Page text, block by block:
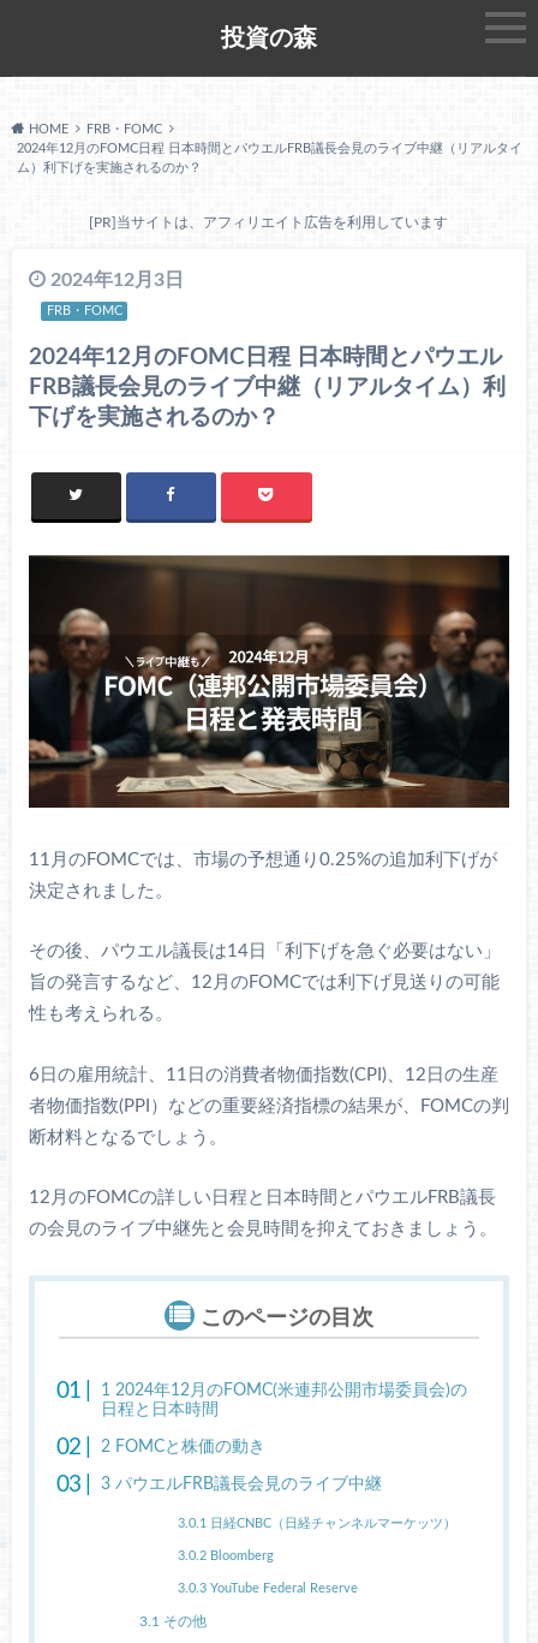
投資の森
HOME
FRB・FOMC
2024年12月のFOMC日程 日本時間とパウエルFRB議長会見のライブ中継（リアルタイ
ム）利下げを実施されるのか？
[PR]当サイトは、アフィリエイト広告を利用しています
2024年12月3日
FRB・FOMC
2024年12月のFOMC日程 日本時間とパウエル
FRB議長会見のライブ中継（リアルタイム）利
下げを実施されるのか？
11月のFOMCでは、市場の予想通り0.25%の追加利下げが
決定されました。
その後、パウエル議長は14日「利下げを急ぐ必要はない」
旨の発言するなど、12月のFOMCでは利下げ見送りの可能
性も考えられる。
6日の雇用統計、11日の消費者物価指数(CPI)、12日の生産
者物価指数(PPI）などの重要経済指標の結果が、FOMCの判
断材料となるでしょう。
12月のFOMCの詳しい日程と日本時間とパウエルFRB議長
の会見のライブ中継先と会見時間を抑えておきましょう。
このページの目次
1 2024年12月のFOMC(米連邦公開市場委員会)の
日程と日本時間
2FOMCと株価の動き
3パウエルFRB議長会見のライブ中継
3.0.1 日経CNBC（日経チャンネルマーケッツ）
3.0.2Bloomberg
3.0.3YouTube Federal Reserve
3.1 その他